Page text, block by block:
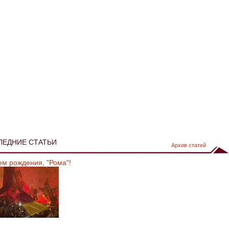
СТАТЬИ Архив статей
рождения, "Рома"!